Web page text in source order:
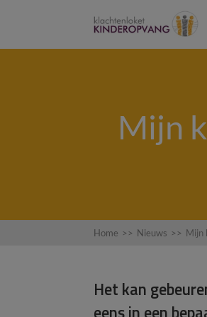
Mijn
Home >> Nieuws >> Mijn
Het kan